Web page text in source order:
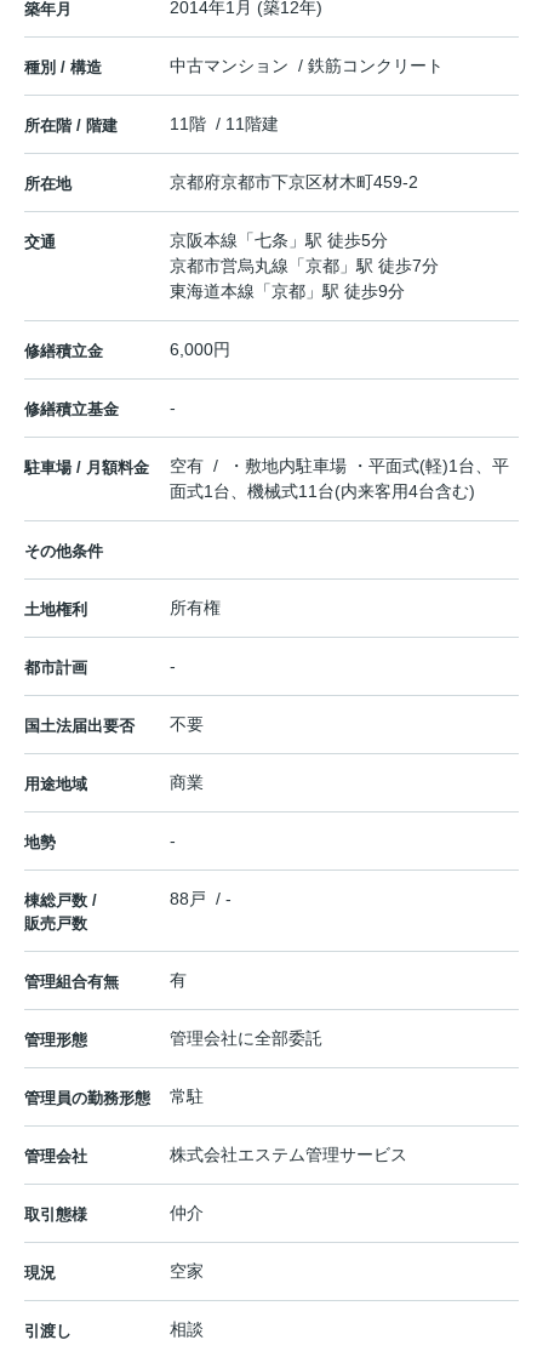
築年月 2014年1月 (築12年)
種別 / 構造 中古マンション / 鉄筋コンクリート
所在階 / 階建 11階 / 11階建
所在地 京都府京都市下京区材木町459-2
交通 京阪本線 「七条 」駅 徒歩5分
京都市営烏丸線 「京都 」駅 徒歩7分
東海道本線 「京都 」駅 徒歩9分
修繕積立金 6,000円
修繕積立基金 -
駐車場 / 月額料金
空有 / ・敷地内駐車場 ・平面式(軽)1台、平
面式1台、機械式11台(内来客用4台含む)
その他条件
土地権利 所有権
都市計画 -
国土法届出要否 不要
用途地域 商業
地勢 -
棟総戸数 /
販売戸数
88戸 / -
管理組合有無 有
管理形態 管理会社に全部委託
管理員の勤務形態 常駐
管理会社 株式会社エステム管理サービス
取引態様 仲介
現況 空家
引渡し 相談